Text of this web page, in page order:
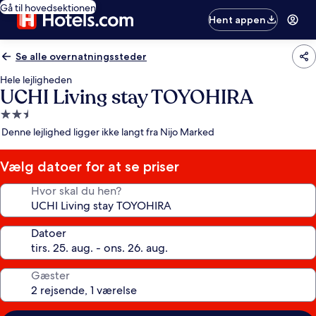
Gå til hovedsektionen
Hent appen
Se alle overnatningssteder
Hele lejligheden
UCHI Living stay TOYOHIRA
2.5-
stjernet
Denne lejlighed ligger ikke langt fra Nijo Marked
Vælg datoer for at se priser
Hvor skal du hen?
Datoer
Gæster